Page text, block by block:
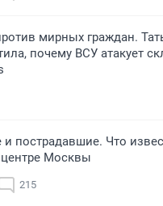
мирных граждан.
почему ВСУ атакует
пострадавшие. Что
Москвы
215